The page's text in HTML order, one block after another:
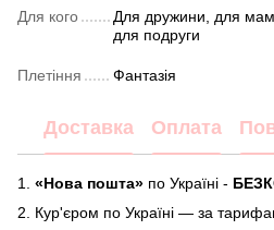
Для кого
Для дружини, для
для подруги
Плетіння Фантазія
Доставка Оплата
1. «Нова пошта» по Україні -
2.
Кур'єром по Україні — за